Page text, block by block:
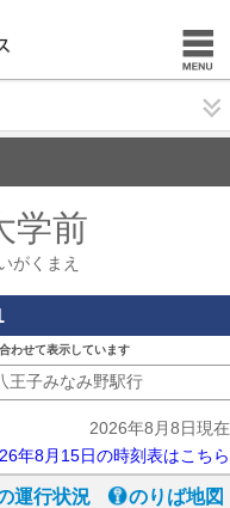
学前
がくまえ
わせて表示しています
王子みなみ野駅行
2026年8月8日現在
年8月15日の時刻表はこちら
運行状況 のりば地図